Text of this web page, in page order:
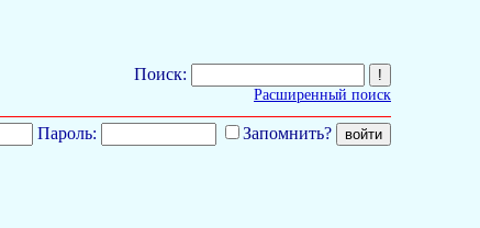
Поиск:
Расширенный поиск
Пароль: Запомнить?